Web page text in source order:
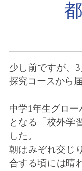
お問い合わせ
資料請求
少し前ですが、
探究コースから
中学1年生グロ
となる「 校外学
した。
朝はみぞれ交じ
合する頃には晴